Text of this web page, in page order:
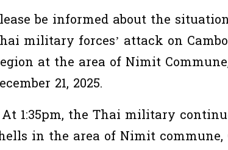
be informed about the
military forces’ attack on
at the area of Nimit
21, 2025.
1:35pm, the Thai military
in the area of Nimit